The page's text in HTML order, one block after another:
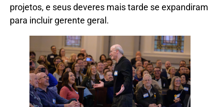
projetos, e seus deveres mais tarde se expandiram
para incluir gerente geral.